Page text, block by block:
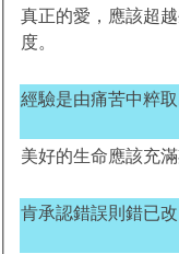
真正的愛，應該超
度。
經驗是由痛苦中粹取
美好的生命應該充
肯承認錯誤則錯已改